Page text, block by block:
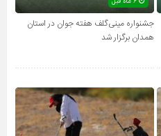
جشنواره مینی‌گلف هفته جوان در استان
همدان برگزار شد